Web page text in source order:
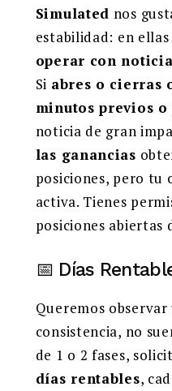
Simulated nos
estabilidad: en ellas
operar con
Si abres o cierras
minutos previos
noticia de gran
las ganancias
posiciones, pero tu
activa. Tienes
posiciones abiertas
📅 Días
Queremos
consistencia, no
de 1 o 2 fases,
días rentables,